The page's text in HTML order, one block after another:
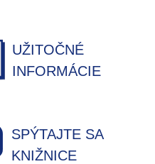
UŽITOČNÉ
INFORMÁCIE
SPÝTAJTE SA
KNIŽNICE